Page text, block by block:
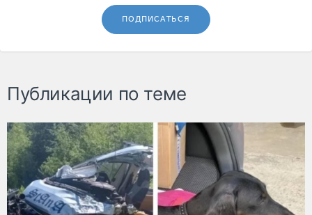
ПОДПИСАТЬСЯ
Публикации по теме